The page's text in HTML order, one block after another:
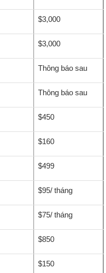
$3,000
$3,000
Thông báo sau
Thông báo sau
$450
$160
$499
$95/ tháng
$75/ tháng
$850
$150